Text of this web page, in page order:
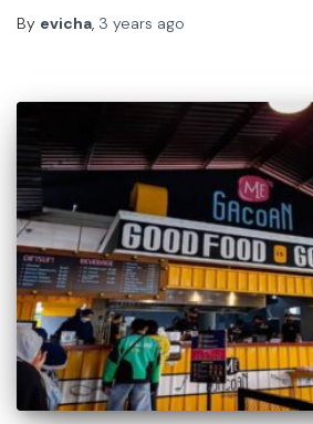
By evicha, 3 years ago